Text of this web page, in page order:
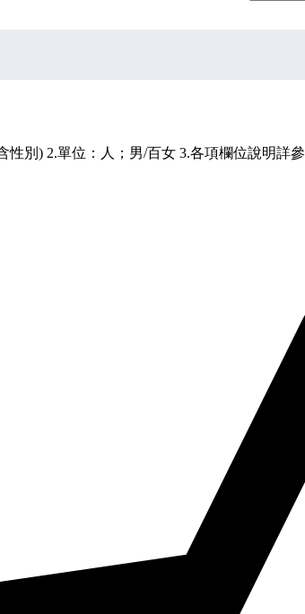
性別) 2.單位：人；男/百女 3.各項欄位說明詳